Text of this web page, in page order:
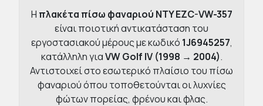
Η πλακέτα πίσω φαναριού NTY EZC-VW-357
είναι ποιοτική αντικατάσταση του
εργοστασιακού μέρους με κωδικό 1J6945257,
κατάλληλη γιαVW Golf IV (1998 → 2004).
Αντιστοιχεί στο εσωτερικό πλαίσιο του πίσω
φαναριού όπου τοποθετούνται οι λυχνίες
φώτων πορείας, φρένου και φλας.